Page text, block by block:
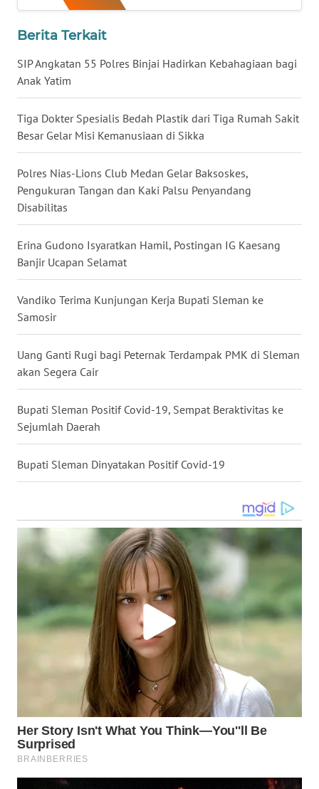
Berita Terkait
SIP Angkatan 55 Polres Binjai Hadirkan Kebahagiaan bagi
Anak Yatim
Tiga Dokter Spesialis Bedah Plastik dari Tiga Rumah Sakit
Besar Gelar Misi Kemanusiaan di Sikka
Polres Nias-Lions Club Medan Gelar Baksoskes,
Pengukuran Tangan dan Kaki Palsu Penyandang
Disabilitas
Erina Gudono Isyaratkan Hamil, Postingan IG Kaesang
Banjir Ucapan Selamat
Vandiko Terima Kunjungan Kerja Bupati Sleman ke
Samosir
Uang Ganti Rugi bagi Peternak Terdampak PMK di Sleman
akan Segera Cair
Bupati Sleman Positif Covid-19, Sempat Beraktivitas ke
Sejumlah Daerah
Bupati Sleman Dinyatakan Positif Covid-19
WN
WN
JOGJA
WN
JATIM
WN
BALI
WN
KALBAR
WN
KALTENG
WN
KALTARA
KALSEL
KALTIM
SULSEL
WN
GORONTALO
WN
SULUT
WN
MALUT